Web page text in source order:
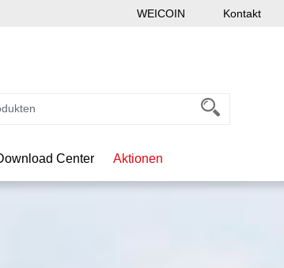
WEICOIN Kontakt
Center Aktionen